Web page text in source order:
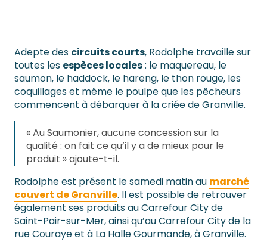
Adepte des circuits courts, Rodolphe travaille sur
toutes les espèces locales: le maquereau, le
saumon, le haddock, le hareng, le thon rouge, les
coquillages et même le poulpe que les pêcheurs
commencent à débarquer à la criée de Granville.
« Au Saumonier, aucune concession sur la
qualité : on fait ce qu’il y a de mieux pour le
produit » ajoute-t-il.
Rodolphe est présent le samedi matin au marché
couvert de Granville. Il est possible de retrouver
également ses produits au Carrefour City de
Saint-Pair-sur-Mer, ainsi qu’au Carrefour City de la
rue Couraye et à La Halle Gourmande, à Granville.